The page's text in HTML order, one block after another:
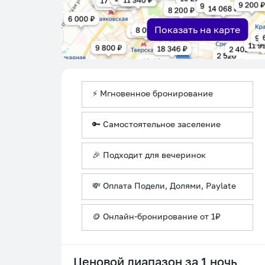
Показать на карте
⚡ Мгновенное бронирование
🔑 Самостоятельное заселение
🎉 Подходит для вечеринок
💸 Оплата Подели, Долями, Paylate
🪙 Онлайн-бронирование от 1₽
Ценовой диапазон за 1 ночь